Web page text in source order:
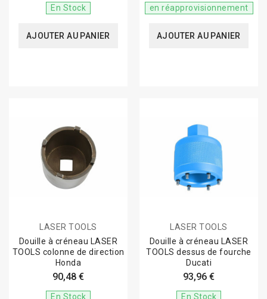
En Stock
AJOUTER AU PANIER
en réapprovisionnement
AJOUTER AU PANIER
LASER TOOLS
Douille à créneau LASER
TOOLS colonne de direction
Honda
90,48 €
En Stock
LASER TOOLS
Douille à créneau LASER
TOOLS dessus de fourche
Ducati
93,96 €
En Stock